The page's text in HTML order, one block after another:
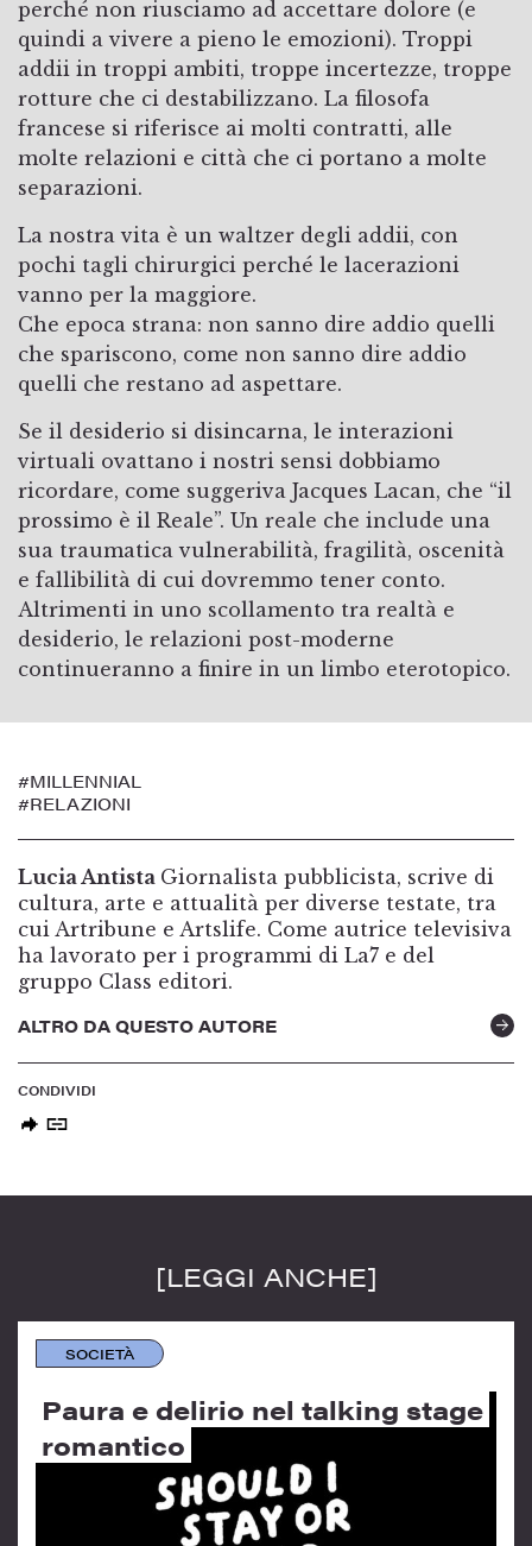
perché non riusciamo ad accettare dolore (e
quindi a vivere a pieno le emozioni). Troppi
addii in troppi ambiti, troppe incertezze, troppe
rotture che ci destabilizzano. La filosofa
francese si riferisce ai molti contratti, alle
molte relazioni e città che ci portano a molte
separazioni.
La nostra vita è un waltzer degli addii, con
pochi tagli chirurgici perché le lacerazioni
vanno per la maggiore.
Che epoca strana: non sanno dire addio quelli
che spariscono, come non sanno dire addio
quelli che restano ad aspettare.
Se il desiderio si disincarna, le interazioni
virtuali ovattano i nostri sensi dobbiamo
ricordare, come suggeriva Jacques Lacan, che “il
prossimo è il Reale”. Un reale che include una
sua traumatica vulnerabilità, fragilità, oscenità
e fallibilità di cui dovremmo tener conto.
Altrimenti in uno scollamento tra realtà e
desiderio, le relazioni post-moderne
continueranno a finire in un limbo eterotopico.
#MILLENNIAL
#RELAZIONI
Lucia Antista Giornalista pubblicista, scrive di
cultura, arte e attualità per diverse testate, tra
cui Artribune e Artslife. Come autrice televisiva
ha lavorato per i programmi di La7 e del
gruppo Class editori.
ALTRO DA QUESTO AUTORE
CONDIVIDI
[LEGGI ANCHE]
SOCIETÀ
Paura e delirio nel talking stage
romantico